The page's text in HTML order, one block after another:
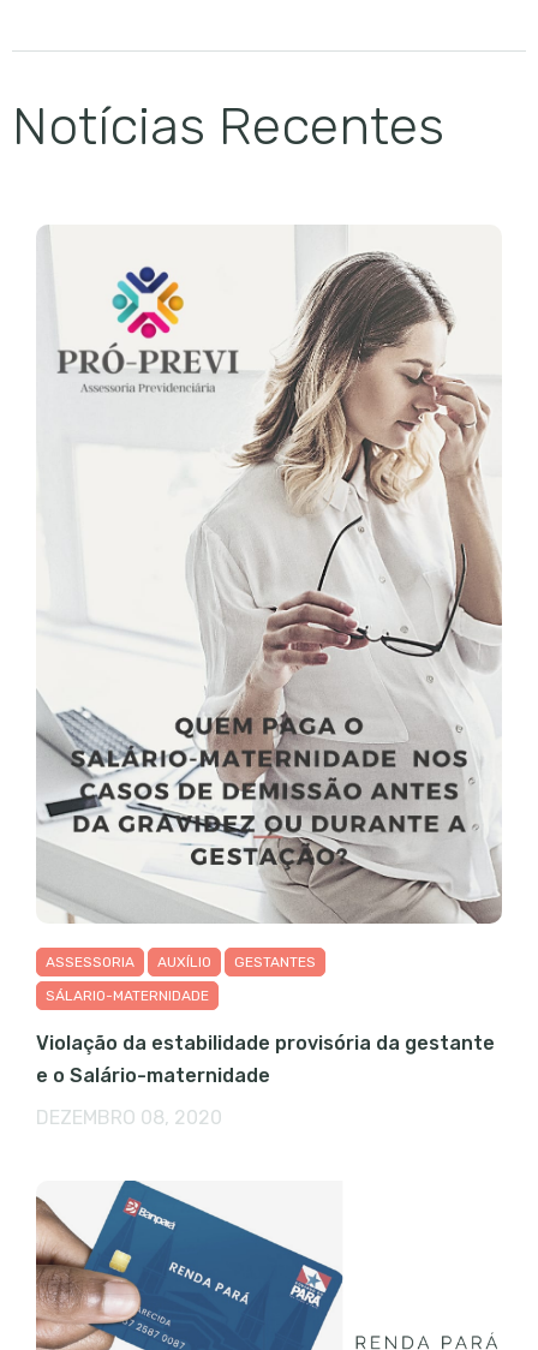
Notícias Recentes
ASSESSORIA AUXÍLIO
GESTANTES
SÁLARIO-MATERNIDADE
Violação da estabilidade provisória da gestante
e o Salário-maternidade
DEZEMBRO 08, 2020